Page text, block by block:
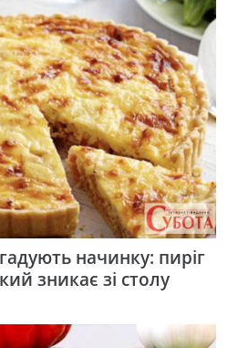
начинку: пиріг
зникає зі столу